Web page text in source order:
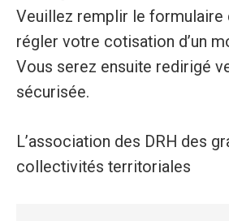
Veuillez remplir le formulaire
régler votre cotisation d’un
Vous serez ensuite redirigé
sécurisée.
L’association des DRH des
collectivités territoriales